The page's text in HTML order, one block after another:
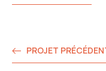
PROJET